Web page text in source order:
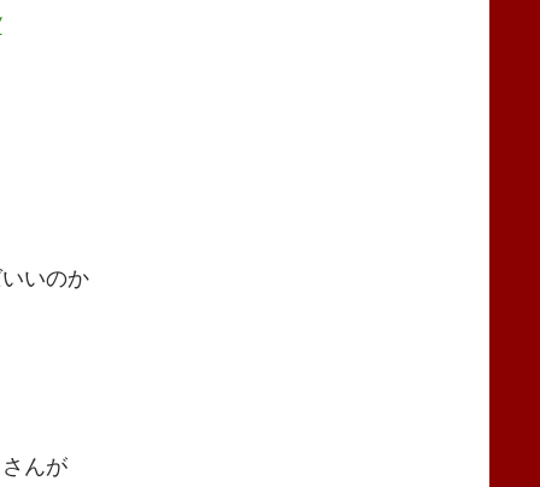
いのか
んが